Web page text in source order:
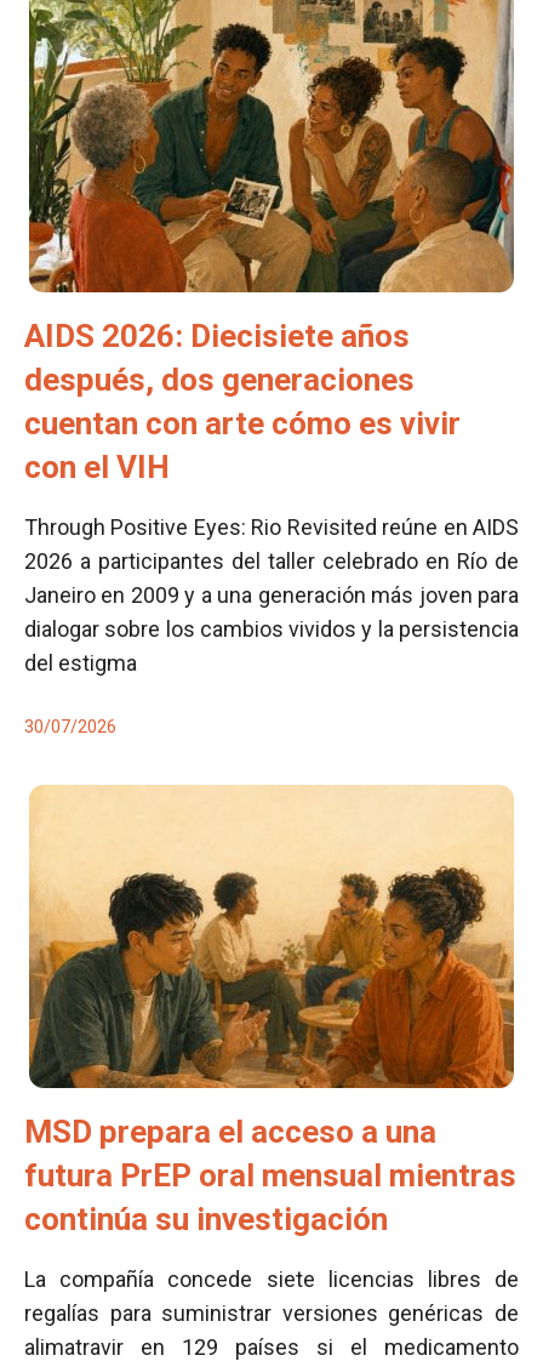
AIDS 2026: Diecisiete años
después, dos generaciones
cuentan con arte cómo es vivir
con el VIH
Through Positive Eyes: Rio Revisited reúne en AIDS
2026 a participantes del taller celebrado en Río de
Janeiro en 2009 y a una generación más joven para
dialogar sobre los cambios vividos y la persistencia
del estigma
30/07/2026
MSD prepara el acceso a una
futura PrEP oral mensual mientras
continúa su investigación
La compañía concede siete licencias libres de
regalías para suministrar versiones genéricas de
alimatravir en 129 países si el medicamento